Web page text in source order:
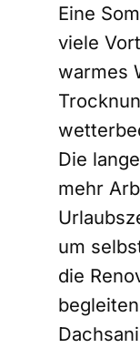
Eine
viele
warmes
Die
mehr
um
die